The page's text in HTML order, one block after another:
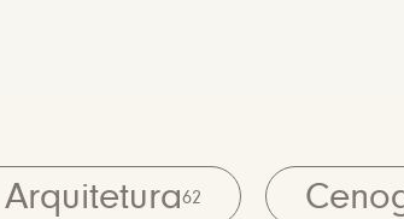
Arquitetura62